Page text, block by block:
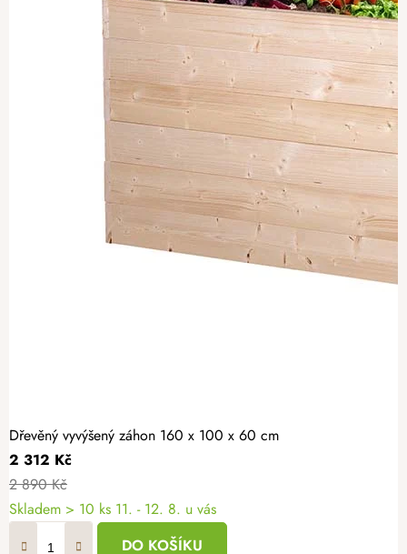
Dřevěný vyvýšený záhon 160 x 100 x 60 cm
2 312 Kč
2 890 Kč
Skladem > 10 ks 11. - 12. 8. u vás
DO KOŠÍKU